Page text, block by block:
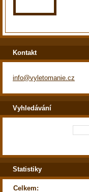
Kontakt
info@vyletomanie.cz
Vyhledávání
Statistiky
Celkem: